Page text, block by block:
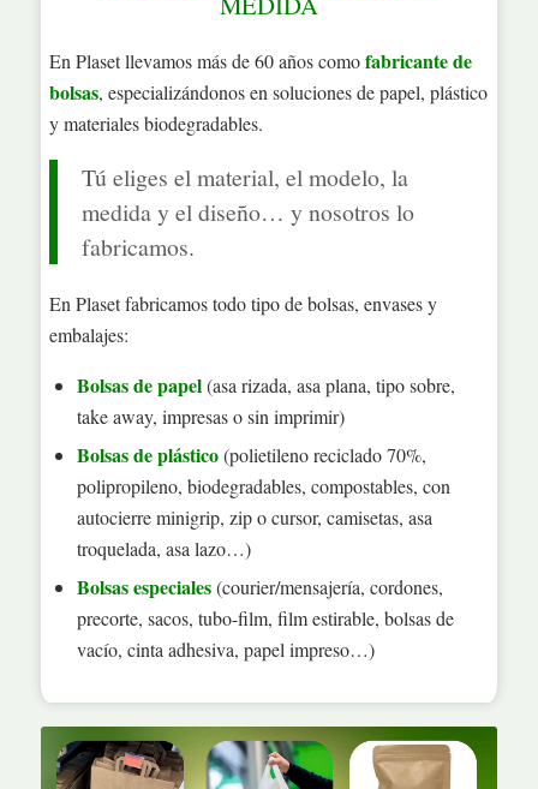
En Plaset llevamos más de 60 años comofabricante de
bolsas, especializándonos en soluciones de papel, plástico
y materiales biodegradables.
Tú eliges el material, el modelo, la
medida y el diseño… y nosotros lo
fabricamos.
En Plaset fabricamos todo tipo de bolsas, envases y
embalajes:
Bolsas de papel(asa rizada, asa plana, tipo sobre,
take away, impresas o sin imprimir)
Bolsas de plástico(polietileno reciclado 70%,
polipropileno, biodegradables, compostables, con
autocierre minigrip, zip o cursor, camisetas, asa
troquelada, asa lazo…)
Bolsas especiales(courier/mensajería, cordones,
precorte, sacos, tubo-film, film estirable, bolsas de
vacío, cinta adhesiva, papel impreso…)